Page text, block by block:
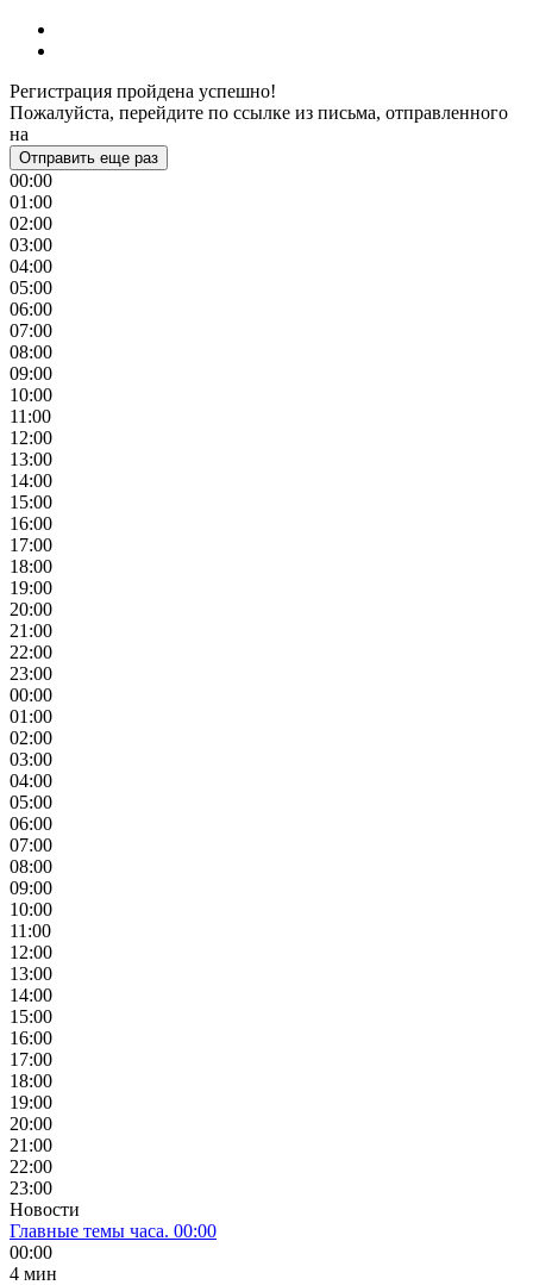
Регистрация пройдена успешно!
Пожалуйста, перейдите по ссылке из письма, отправленного
на
Отправить еще раз
00:00
01:00
02:00
03:00
04:00
05:00
06:00
07:00
08:00
09:00
10:00
11:00
12:00
13:00
14:00
15:00
16:00
17:00
18:00
19:00
20:00
21:00
22:00
23:00
00:00
01:00
02:00
03:00
04:00
05:00
06:00
07:00
08:00
09:00
10:00
11:00
12:00
13:00
14:00
15:00
16:00
17:00
18:00
19:00
20:00
21:00
22:00
23:00
Новости
Главные темы часа. 00:00
00:00
4 мин